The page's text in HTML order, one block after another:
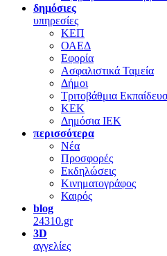
δημόσιες
υπηρεσίες
ΚΕΠ
ΟΑΕΔ
Εφορία
Ασφαλιστικά Ταμεία
Δήμοι
Τριτοβάθμια
ΚΕΚ
Δημόσια ΙΕΚ
περισσότερα
Νέα
Προσφορές
Εκδηλώσεις
Κινηματογράφος
Καιρός
blog
24310.gr
3D
αγγελίες